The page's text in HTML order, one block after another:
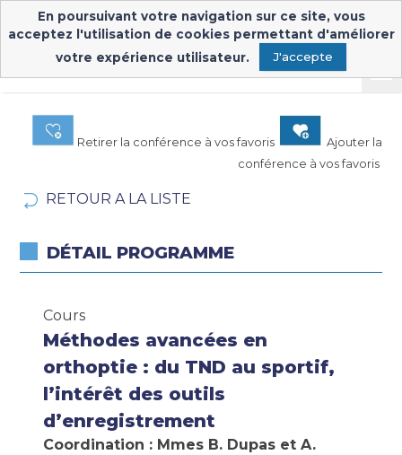
Retirer la conférence à vos favoris
Ajouter la
conférence à vos favoris
RETOUR A LA LISTE
DÉTAIL PROGRAMME
Cours
Méthodes avancées en
orthoptie : du TND au sportif,
l’intérêt des outils
d’enregistrement
Coordination : Mmes B. Dupas et A.
En poursuivant votre navigation sur ce site, vous
acceptez l'utilisation de cookies permettant d'améliorer
votre expérience utilisateur.
J'accepte